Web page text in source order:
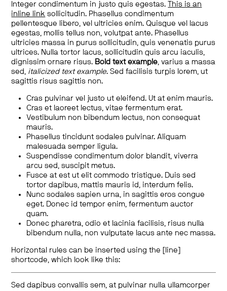
Integer condimentum in justo quis egestas.
This is an
inline link sollicitudin. Phasellus condimentum
pellentesque libero, vel ultricies enim. Quisque vel lacus
egestas, mollis tellus non, volutpat ante. Phasellus
ultricies massa in purus sollicitudin, quis venenatis purus
ultrices. Nulla tortor lacus, sollicitudin quis arcu iaculis,
dignissim ornare risus. Bold text example, varius a massa
sed, italicized text example. Sed facilisis turpis lorem, ut
sagittis risus sagittis non.
Cras pulvinar vel justo ut eleifend. Ut at enim mauris.
Cras et laoreet lectus, vitae fermentum erat.
Vestibulum non bibendum lectus, non consequat
mauris.
Phasellus tincidunt sodales pulvinar. Aliquam
malesuada semper ligula.
Suspendisse condimentum dolor blandit, viverra
arcu sed, suscipit metus.
Fusce at est ut elit commodo tristique. Duis sed
tortor dapibus, mattis mauris id, interdum felis.
Nunc sodales sapien urna, in sagittis eros congue
eget. Donec id tempor enim, fermentum auctor
quam.
Donec pharetra, odio et lacinia facilisis, risus nulla
bibendum nulla, non vulputate lacus ante nec massa.
Horizontal rules can be inserted using the [line]
shortcode, which look like this:
Sed dapibus convallis sem, at pulvinar nulla ullamcorper